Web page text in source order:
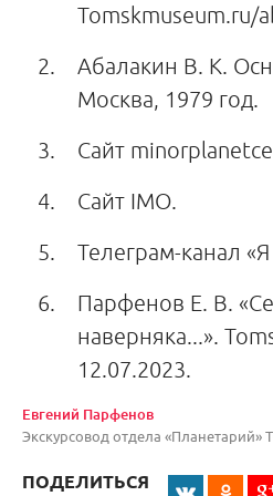
Tomskmuseum.ru/
Абалакин В. К.
Москва, 1979 год.
Сайт
Сайт IMO.
Телеграм-канал
Парфенов Е. В.
наверняка...».
12.07.2023.
Евгений Парфенов
Экскурсовод отдела «Планетарий»
ПОДЕЛИТЬСЯ